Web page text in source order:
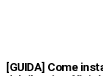
[GUIDA] Come